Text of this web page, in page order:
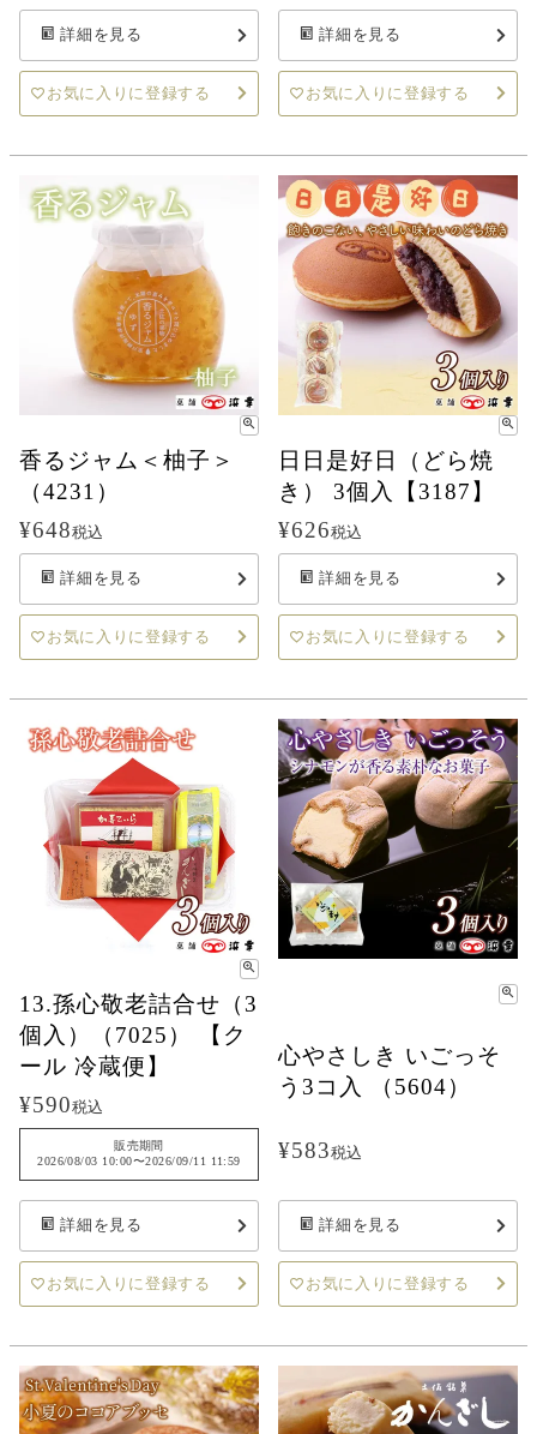
詳細を見る
お気に入りに登録する
詳細を見る
お気に入りに登録する
香るジャム＜柚子＞
（4231）
¥648税込
詳細を見る
お気に入りに登録する
日日是好日（どら焼
き） 3個入【3187】
¥626税込
詳細を見る
お気に入りに登録する
13.孫心敬老詰合せ（3
個入）（7025） 【ク
ール 冷蔵便】
¥590税込
販売期間
2026/08/03 10:00〜2026/09/11 11:59
詳細を見る
お気に入りに登録する
心やさしき いごっそ
う3コ入 （5604）
¥583税込
詳細を見る
お気に入りに登録する